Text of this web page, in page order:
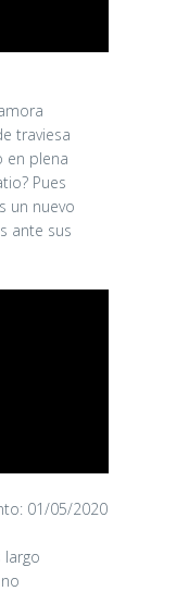
traviesa
en plena
Pues
un nuevo
ante sus
01/05/2020